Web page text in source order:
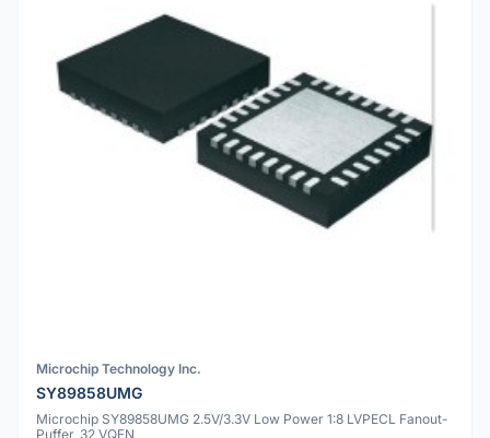
Microchip Technology Inc.
SY89858UMG
Microchip SY89858UMG 2.5V/3.3V Low Power 1:8 LVPECL Fanout-
Puffer, 32 VQFN